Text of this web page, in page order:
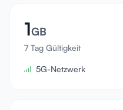
Freund empfehlen
Partner werden
Hilfezentrum
1GB
7 Tag Gültigkeit
5G-Netzwerk